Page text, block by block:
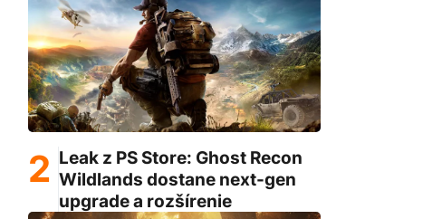
Leak z PS Store: Ghost Recon
Wildlands dostane next-gen
upgrade a rozšírenie